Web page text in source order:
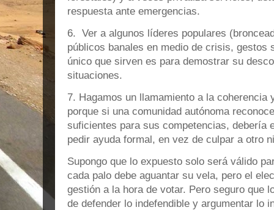
respuesta ante emergencias.
6. Ver a algunos líderes populares
públicos banales en medio de crisis, gestos
único que sirven es para demostrar su
situaciones.
7. Hagamos un llamamiento a la coherencia
porque si una comunidad autónoma
suficientes para sus competencias, debería
pedir ayuda formal, en vez de culpar a otro
Supongo que lo expuesto solo será válido
cada palo debe aguantar su vela, pero el
gestión a la hora de votar. Pero seguro que
de defender lo indefendible y argumentar lo